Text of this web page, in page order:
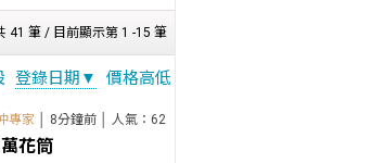
41 筆 / 目前顯示第 1 -15 筆
登錄日期▼ 價格高低
專家 │ 8分鐘前 │ 人氣：62
花筒